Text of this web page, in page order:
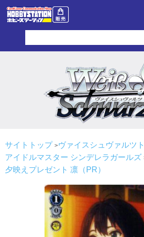
サイトトップ
ヴァイスシュヴァルツ
アイドルマスター シンデレラガールズ
夕映えプレゼント 凛（PR）